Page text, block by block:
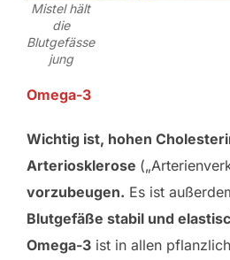
Mistel hält
die
Blutgefässe
jung
Omega-3
Wichtig ist, hohen
Arteriosklerose
vorzubeugen. Es ist
Blutgefäße stabil und
Omega-3 ist in allen